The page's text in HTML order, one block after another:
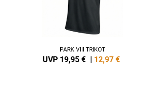
PARK VIII TRIKOT
UVP 19,95 € | 12,97 €